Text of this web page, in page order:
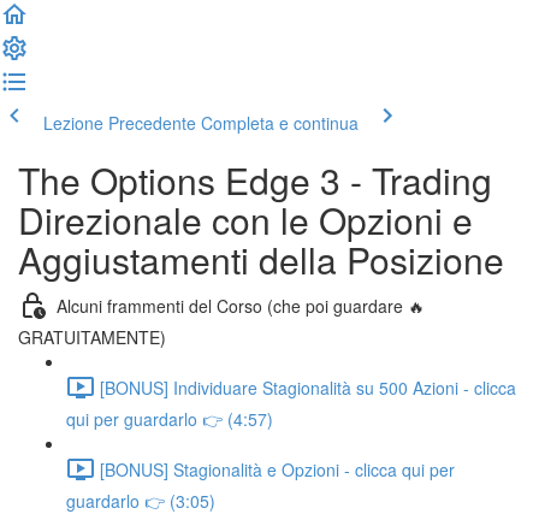
Lezione Precedente Completa e continua
The Options Edge 3 - Trading
Direzionale con le Opzioni e
Aggiustamenti della Posizione
Alcuni frammenti del Corso (che poi guardare 🔥
GRATUITAMENTE)
[BONUS] Individuare Stagionalità su 500 Azioni - clicca
qui per guardarlo 👉 (4:57)
[BONUS] Stagionalità e Opzioni - clicca qui per
guardarlo 👉 (3:05)